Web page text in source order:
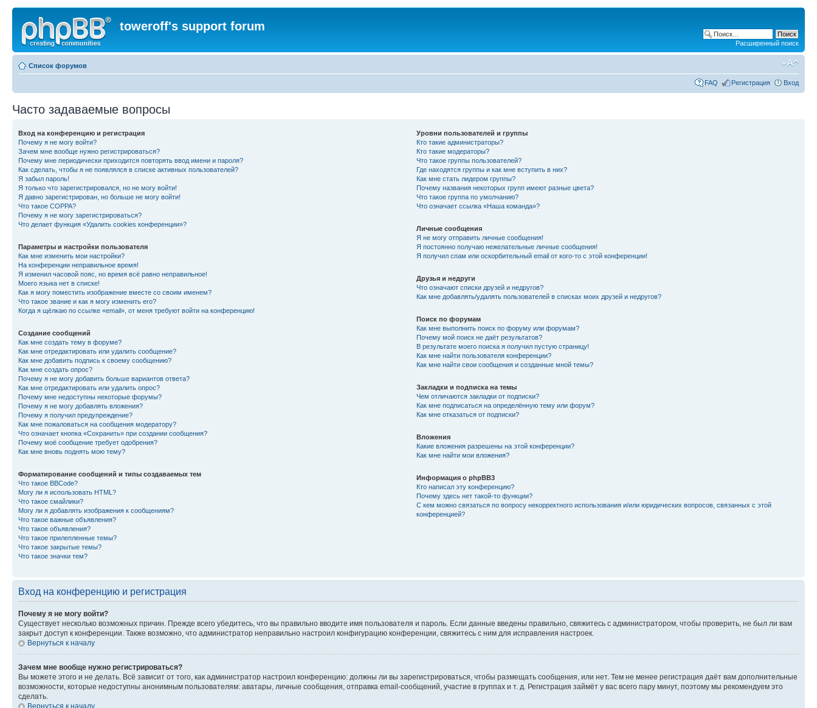
toweroff's support forum
Расширенный поиск
Список форумов
FAQ Регистрация Вход
Часто задаваемые вопросы
Вход на конференцию и регистрация
Почему я не могу войти?
Зачем мне вообще нужно регистрироваться?
Почему мне периодически приходится повторять ввод имени и пароля?
Как сделать, чтобы я не появлялся в списке активных пользователей?
Я забыл пароль!
Я только что зарегистрировался, но не могу войти!
Я давно зарегистрирован, но больше не могу войти!
Что такое COPPA?
Почему я не могу зарегистрироваться?
Что делает функция «Удалить cookies конференции»?
Параметры и настройки пользователя
Как мне изменить мои настройки?
На конференции неправильное время!
Я изменил часовой пояс, но время всё равно неправильное!
Моего языка нет в списке!
Как я могу поместить изображение вместе со своим именем?
Что такое звание и как я могу изменить его?
Когда я щёлкаю по ссылке «email», от меня требуют войти на конференцию!
Создание сообщений
Как мне создать тему в форуме?
Как мне отредактировать или удалить сообщение?
Как мне добавить подпись к своему сообщению?
Как мне создать опрос?
Почему я не могу добавить больше вариантов ответа?
Как мне отредактировать или удалить опрос?
Почему мне недоступны некоторые форумы?
Почему я не могу добавлять вложения?
Почему я получил предупреждение?
Как мне пожаловаться на сообщения модератору?
Что означает кнопка «Сохранить» при создании сообщения?
Почему моё сообщение требует одобрения?
Как мне вновь поднять мою тему?
Форматирование сообщений и типы создаваемых тем
Что такое BBCode?
Могу ли я использовать HTML?
Что такое смайлики?
Могу ли я добавлять изображения к сообщениям?
Что такое важные объявления?
Что такое объявления?
Что такое прилепленные темы?
Что такое закрытые темы?
Что такое значки тем?
Уровни пользователей и группы
Кто такие администраторы?
Кто такие модераторы?
Что такое группы пользователей?
Где находятся группы и как мне вступить в них?
Как мне стать лидером группы?
Почему названия некоторых групп имеют разные цвета?
Что такое группа по умолчанию?
Что означает ссылка «Наша команда»?
Личные сообщения
Я не могу отправить личные сообщения!
Я постоянно получаю нежелательные личные сообщения!
Я получил спам или оскорбительный email от кого-то с этой конференции!
Друзья и недруги
Что означают списки друзей и недругов?
Как мне добавлять/удалять пользователей в списках моих друзей и недругов?
Поиск по форумам
Как мне выполнить поиск по форуму или форумам?
Почему мой поиск не даёт результатов?
В результате моего поиска я получил пустую страницу!
Как мне найти пользователя конференции?
Как мне найти свои сообщения и созданные мной темы?
Закладки и подписка на темы
Чем отличаются закладки от подписки?
Как мне подписаться на определённую тему или форум?
Как мне отказаться от подписки?
Вложения
Какие вложения разрешены на этой конференции?
Как мне найти мои вложения?
Информация о phpBB3
Кто написал эту конференцию?
Почему здесь нет такой-то функции?
С кем можно связаться по вопросу некорректного использования и/или юридических вопросов, связанных с этой
конференцией?
Вход на конференцию и регистрация
Почему я не могу войти?
Существует несколько возможных причин. Прежде всего убедитесь, что вы правильно вводите имя пользователя и пароль. Если данные введены правильно, свяжитесь с администратором, чтобы проверить, не был ли вам
закрыт доступ к конференции. Также возможно, что администратор неправильно настроил конфигурацию конференции, свяжитесь с ним для исправления настроек.
Вернуться к началу
Зачем мне вообще нужно регистрироваться?
Вы можете этого и не делать. Всё зависит от того, как администратор настроил конференцию: должны ли вы зарегистрироваться, чтобы размещать сообщения, или нет. Тем не менее регистрация даёт вам дополнительные
возможности, которые недоступны анонимным пользователям: аватары, личные сообщения, отправка email-сообщений, участие в группах и т. д. Регистрация займёт у вас всего пару минут, поэтому мы рекомендуем это
сделать.
Вернуться к началу